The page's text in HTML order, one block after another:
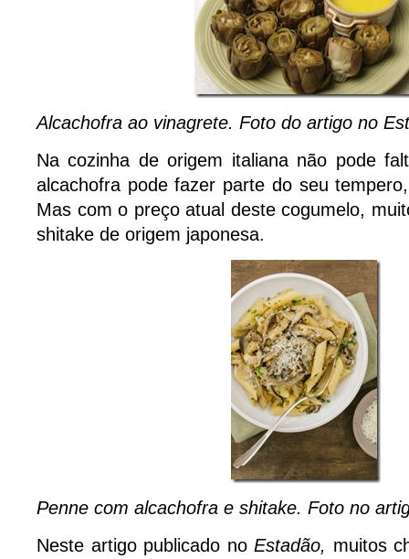
Alcachofra ao vinagrete. Foto do artigo no
Na cozinha de origem italiana não pode
alcachofra pode fazer parte do seu
Mas com o preço atual deste cogumelo,
shitake de origem japonesa.
Penne com alcachofra e shitake. Foto no
Neste artigo publicado no Estadão, muitos